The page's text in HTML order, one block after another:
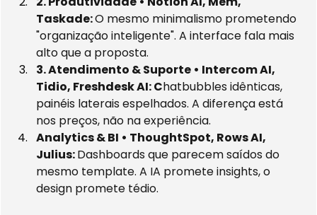
Taskade: O mesmo minimalismo prometendo
"organização inteligente". A interface fala mais
alto que a proposta.
3. Atendimento & Suporte • Intercom AI,
Tidio, Freshdesk AI: Chatbubbles idênticas,
painéis laterais espelhados. A diferença está
nos preços, não na experiência.
Analytics & BI • ThoughtSpot, Rows AI,
Julius: Dashboards que parecem saídos do
mesmo template. A IA promete insights, o
design promete tédio.